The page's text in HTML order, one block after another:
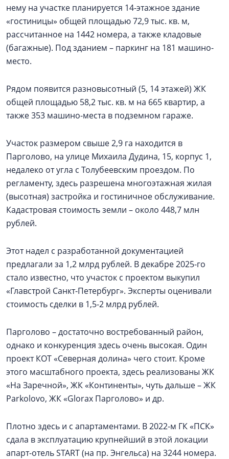
нему на участке планируется 14-этажное здание
«гостиницы» общей площадью 72,9 тыс. кв. м,
рассчитанное на 1442 номера, а также кладовые
(багажные). Под зданием – паркинг на 181 машино-
место.
Рядом появится разновысотный (5, 14 этажей) ЖК
общей площадью 58,2 тыс. кв. м на 665 квартир, а
также 353 машино-места в подземном гараже.
Участок размером свыше 2,9 га находится в
Парголово, на улице Михаила Дудина, 15, корпус 1,
недалеко от угла с Толубеевским проездом. По
регламенту, здесь разрешена многоэтажная жилая
(высотная) застройка и гостиничное обслуживание.
Кадастровая стоимость земли – около 448,7 млн
рублей.
Этот надел с разработанной документацией
предлагали за 1,2 млрд рублей. В декабре 2025-го
стало известно, что участок с проектом выкупил
«Главстрой Санкт-Петербург». Эксперты оценивали
стоимость сделки в 1,5-2 млрд рублей.
Парголово – достаточно востребованный район,
однако и конкуренция здесь очень высокая. Один
проект КОТ «Северная долина» чего стоит. Кроме
этого масштабного проекта, здесь реализованы ЖК
«На Заречной», ЖК «Континенты», чуть дальше – ЖК
Parkolovо, ЖК «Glorax Парголово» и др.
Плотно здесь и с апартаментами. В 2022-м ГК «ПСК»
сдала в эксплуатацию крупнейший в этой локации
апарт-отель START (на пр. Энгельса) на 3244 номера.